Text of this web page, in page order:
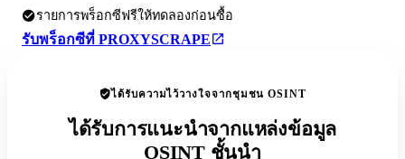
รายการพร็อกซีฟรีให้ทดลองก่อนซื้อ
รับพร็อกซีที่ PROXYSCRAPE
ได้รับความไว้วางใจจากชุมชน OSINT
ได้รับการแนะนำจากแหล่งข้อมูล
OSINT ชั้นนำ